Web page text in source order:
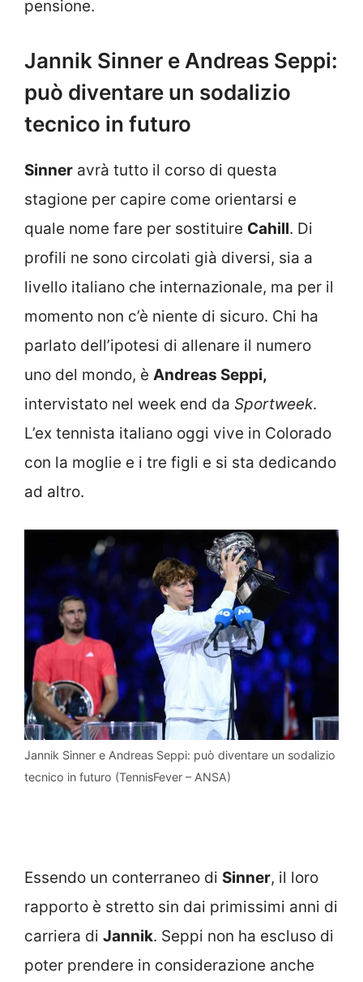
pensione.
Jannik Sinner e Andreas Seppi:
può diventare un sodalizio
tecnico in futuro
Sinner avrà tutto il corso di questa
stagione per capire come orientarsi e
quale nome fare per sostituire Cahill. Di
profili ne sono circolati già diversi, sia a
livello italiano che internazionale, ma per il
momento non c’è niente di sicuro. Chi ha
parlato dell’ipotesi di allenare il numero
uno del mondo, è Andreas Seppi,
intervistato nel week end da Sportweek.
L’ex tennista italiano oggi vive in Colorado
con la moglie e i tre figli e si sta dedicando
ad altro.
Jannik Sinner e Andreas Seppi: può diventare un sodalizio
tecnico in futuro (TennisFever – ANSA)
Essendo un conterraneo di Sinner, il loro
rapporto è stretto sin dai primissimi anni di
carriera di Jannik. Seppi non ha escluso di
poter prendere in considerazione anche